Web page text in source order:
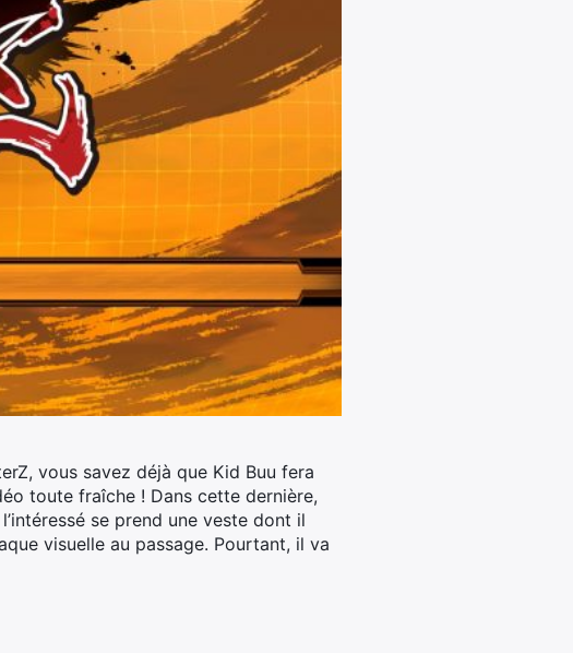
vous savez déjà que Kid Buu fera
toute fraîche ! Dans cette dernière,
se prend une veste dont il
visuelle au passage. Pourtant, il va